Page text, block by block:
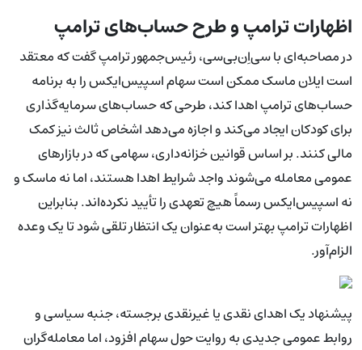
اظهارات ترامپ و طرح حساب‌های ترامپ
در مصاحبه‌ای با سی‌اِن‌بی‌سی، رئیس‌جمهور ترامپ گفت که معتقد
است ایلان ماسک ممکن است سهام اسپیس‌ایکس را به برنامه
حساب‌های ترامپ اهدا کند، طرحی که حساب‌های سرمایه‌گذاری
برای کودکان ایجاد می‌کند و اجازه می‌دهد اشخاص ثالث نیز کمک
مالی کنند. بر اساس قوانین خزانه‌داری، سهامی که در بازارهای
عمومی معامله می‌شوند واجد شرایط اهدا هستند، اما نه ماسک و
نه اسپیس‌ایکس رسماً هیچ تعهدی را تأیید نکرده‌اند. بنابراین
اظهارات ترامپ بهتر است به‌عنوان یک انتظار تلقی شود تا یک وعده
الزام‌آور.
پیشنهاد یک اهدای نقدی یا غیرنقدی برجسته، جنبه سیاسی و
روابط عمومی جدیدی به روایت حول سهام افزود، اما معامله‌گران